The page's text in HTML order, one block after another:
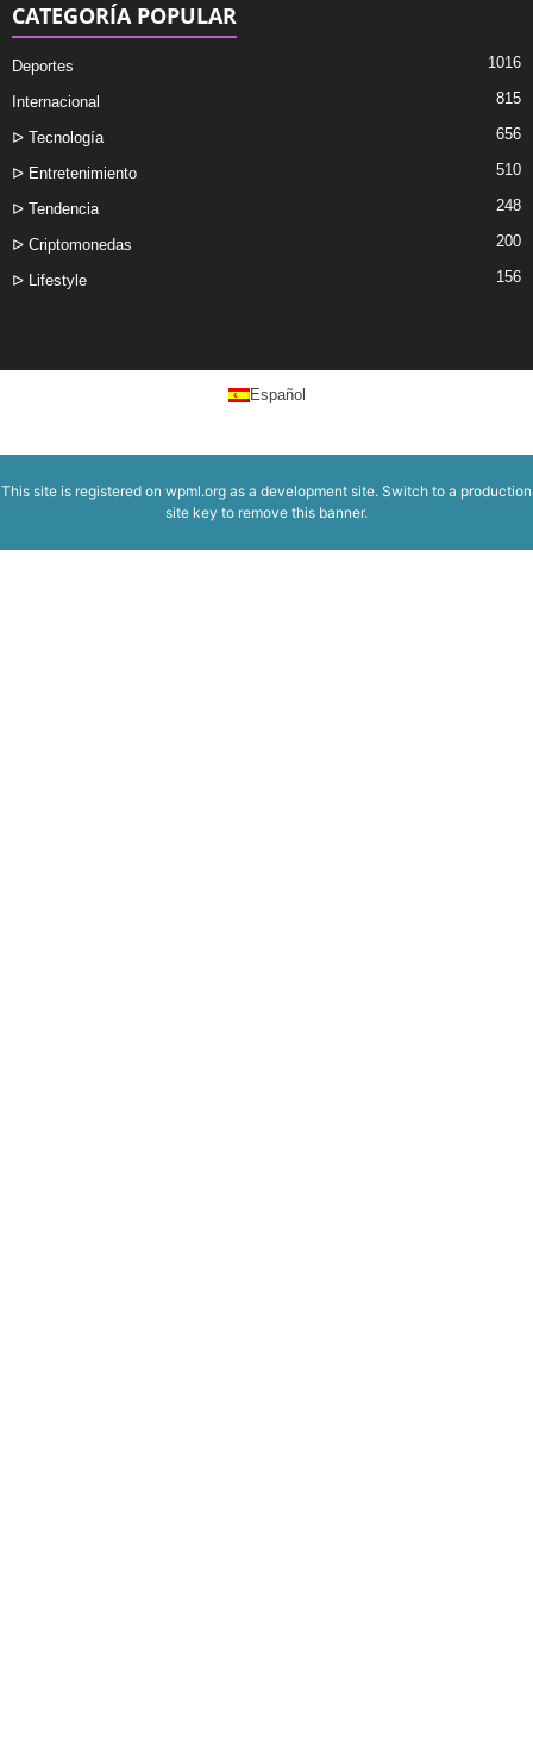
CATEGORÍA POPULAR
Deportes 1016
Internacional 815
ᐅ Tecnología 656
ᐅ Entretenimiento 510
ᐅ Tendencia 248
ᐅ Criptomonedas 200
ᐅ Lifestyle 156
Español
This site is registered on wpml.org as a development site. Switch to a production
site key to remove this banner.